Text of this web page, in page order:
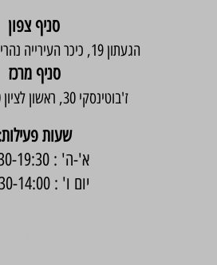
סניף צפון
הגעתון 19, כיכר העירייה נהריה 04-9922122
סניף מרכז
ז'בוטינסקי 30, ראשון לציון 03-9667890
:שעות פעילות
א'-ה' : 09:30-19:30
יום ו' : 09:30-14:00